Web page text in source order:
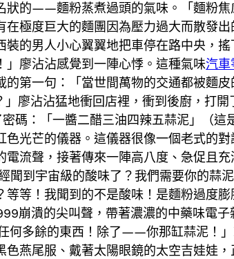
狀的——麵粉蒸煮過頭的氣味。「麵粉焦
極度巨大的麵團因為壓力過大而散發
的男人小心翼翼地把車停在路中央，
廖沾沾感覺到一陣心悸。這種氣味汽車
第一句：「當世間萬物的交通都被麵
廖沾沾猛地衝回店裡，衝到後廚，打
碼：「一醬二醋三油四辣五蒜泥」（這
光芒的儀器。這儀器很像一個老式的
流聲，接著傳來一陣高八度、急促且充
到宇宙級的酸味了？我們需要你的蒜
等！我聞到的不是酸味！是麵粉過度
崩潰的尖叫聲，帶著濃濃的中藥味電
何多餘的東西！除了——你那缸蒜泥！
燕尾服、戴著太陽眼鏡的太空吉娃娃